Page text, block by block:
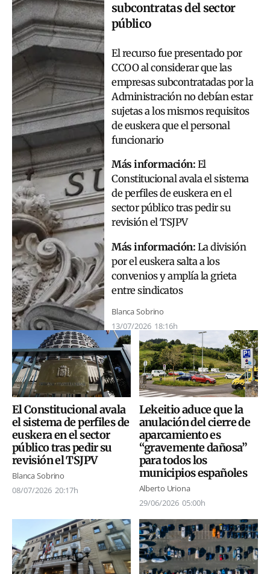
subcontratas del sector
público
El recurso fue presentado por
CCOO al considerar que las
empresas subcontratadas por la
Administración no debían estar
sujetas a los mismos requisitos
de euskera que el personal
funcionario
Más información:El
Constitucional avala el sistema
de perfiles de euskera en el
sector público tras pedir su
revisión el TSJPV
Más información:La división
por el euskera salta a los
convenios y amplía la grieta
entre sindicatos
Blanca Sobrino
13/07/2026 18:16h
El Constitucional avala
el sistema de perfiles de
euskera en el sector
público tras pedir su
revisión el TSJPV
Blanca Sobrino
08/07/2026 20:17h
Lekeitio aduce que la
anulación del cierre de
aparcamiento es
“gravemente dañosa”
para todos los
municipios españoles
Alberto Uriona
29/06/2026 05:00h